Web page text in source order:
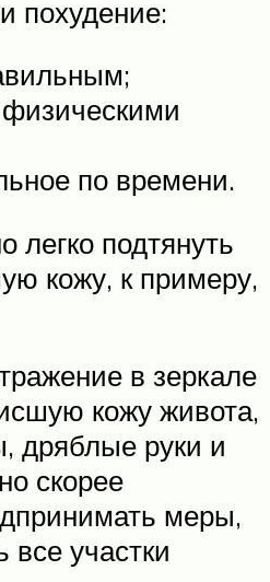
похудение:
по времени.
легко подтянуть
кожу, к примеру,
в зеркале
кожу живота,
дряблые руки и
скорее
меры,
все участки